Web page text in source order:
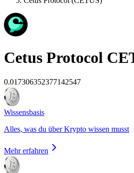
Cetus Protocol
0.017306352377142547
Wissensbasis
Alles, was du über Krypto wissen musst
Mehr erfahren